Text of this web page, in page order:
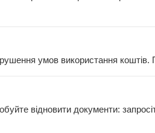
умов використання коштів.
відновити документи: